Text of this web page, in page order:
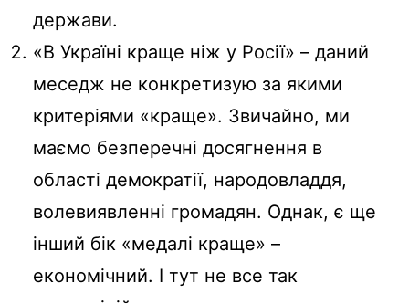
держави.
«В Україні краще ніж у Росії» – даний
меседж не конкретизую за якими
критеріями «краще». Звичайно, ми
маємо безперечні досягнення в
області демократії, народовладдя,
волевиявленні громадян. Однак, є ще
інший бік «медалі краще» –
економічний. І тут не все так